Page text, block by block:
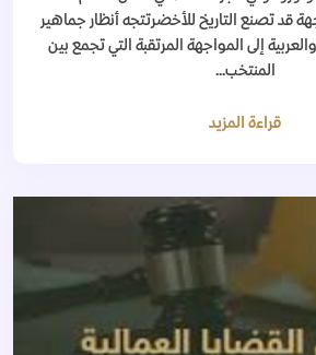
قد تصنع التاريخ للأخضرتتجه أنظار جماهير
إلى المواجهة المرتقبة التي تجمع بين
المنتخب...
قراءة المزيد